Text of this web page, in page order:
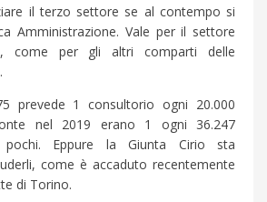
il terzo settore se al contempo si
Amministrazione. Vale per il settore
come per gli altri comparti delle
prevede 1 consultorio ogni 20.000
nel 2019 erano 1 ogni 36.247
pochi. Eppure la Giunta Cirio sta
come è accaduto recentemente
di Torino.